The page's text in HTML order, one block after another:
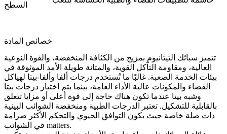
السطح
خصائص المادة
تتميز سبائك التيتانيوم بمزيج من الكثافة المنخفضة، والقوة النوعية
العالية، ومقاومة التآكل القوية، والمتانة طويلة الأمد الموثوقة في
بيئات الخدمة الصعبة. غالبًا ما تُستخدم درجات ألفا وألفا-بيتا لهياكل
الفضاء والمكونات عالية الأداء العامة، بينما يتم اختيار درجات بيتا
وشبه بيتا عندما تكون هناك حاجة إلى قوة أعلى أو مزايا تتعلق
بالقابلية للتشكيل. تعتبر الدرجات الطبية ومنخفضة الشوائب البينية
ذات صلة خاصة حيث يكون التوافق الحيوي والتحكم الأكثر صرامة
في الشوائب matters.